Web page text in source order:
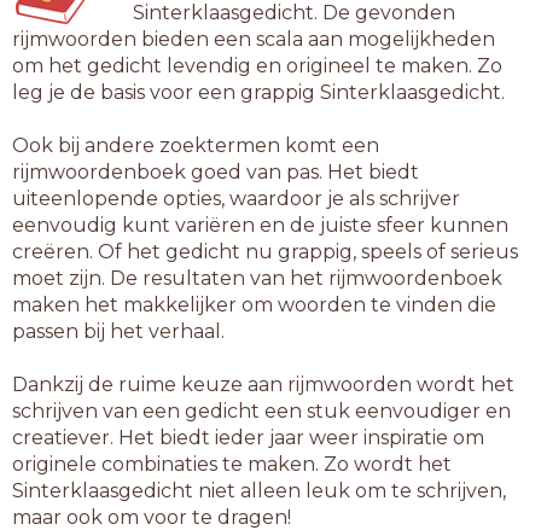
Sinterklaasgedicht. De gevonden
rijmwoorden bieden een scala aan mogelijkheden
om het gedicht levendig en origineel te maken. Zo
leg je de basis voor een grappig Sinterklaasgedicht.
Ook bij andere zoektermen komt een
rijmwoordenboek goed van pas. Het biedt
uiteenlopende opties, waardoor je als schrijver
eenvoudig kunt variëren en de juiste sfeer kunnen
creëren. Of het gedicht nu grappig, speels of serieus
moet zijn. De resultaten van het rijmwoordenboek
maken het makkelijker om woorden te vinden die
passen bij het verhaal.
Dankzij de ruime keuze aan rijmwoorden wordt het
schrijven van een gedicht een stuk eenvoudiger en
creatiever. Het biedt ieder jaar weer inspiratie om
originele combinaties te maken. Zo wordt het
Sinterklaasgedicht niet alleen leuk om te schrijven,
maar ook om voor te dragen!